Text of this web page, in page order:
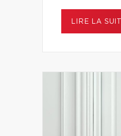
LIRE LA